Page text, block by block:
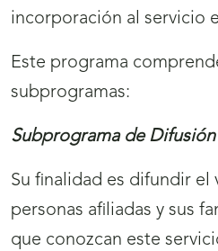
incorporación al servicio
Este programa
subprogramas:
Subprograma de Difusión
Su finalidad es difundir el
personas afiliadas y sus
que conozcan este